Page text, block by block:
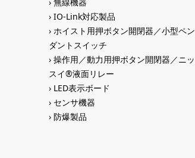
IO-Link対応製品
ホイスト用押ボタン開閉器／小型ペン
ダントスイッチ
操作用／動力用押ボタン開閉器／ニッ
スイ®液面リレー
LED表示ボード
センサ機器
防爆製品